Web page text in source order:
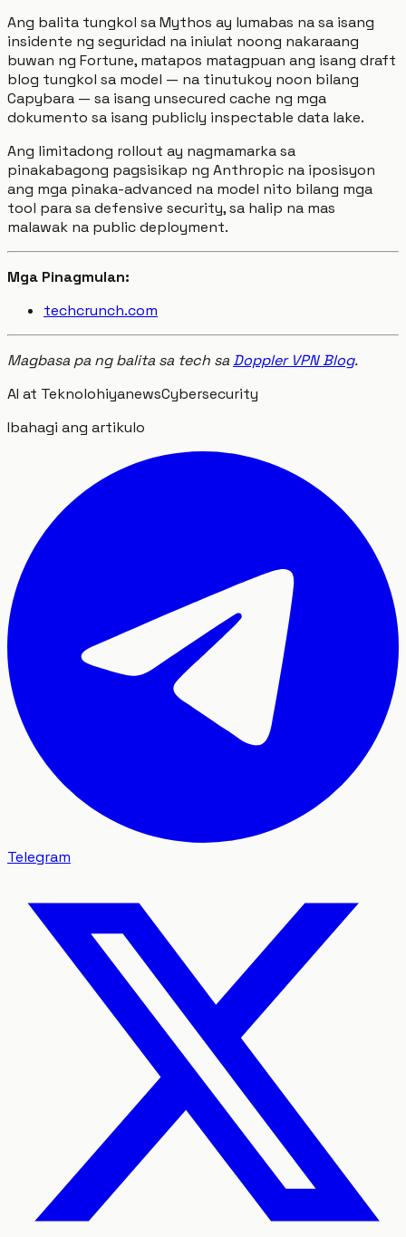
Ang balita tungkol sa Mythos ay lumabas na sa isang
insidente ng seguridad na iniulat noong nakaraang
buwan ng Fortune, matapos matagpuan ang isang draft
blog tungkol sa model — na tinutukoy noon bilang
Capybara — sa isang unsecured cache ng mga
dokumento sa isang publicly inspectable data lake.
Ang limitadong rollout ay nagmamarka sa
pinakabagong pagsisikap ng Anthropic na iposisyon
ang mga pinaka-advanced na model nito bilang mga
tool para sa defensive security, sa halip na mas
malawak na public deployment.
Mga Pinagmulan:
techcrunch.com
Magbasa pa ng balita sa tech saDoppler VPN Blog.
AI at TeknolohiyanewsCybersecurity
Ibahagi ang artikulo
Telegram